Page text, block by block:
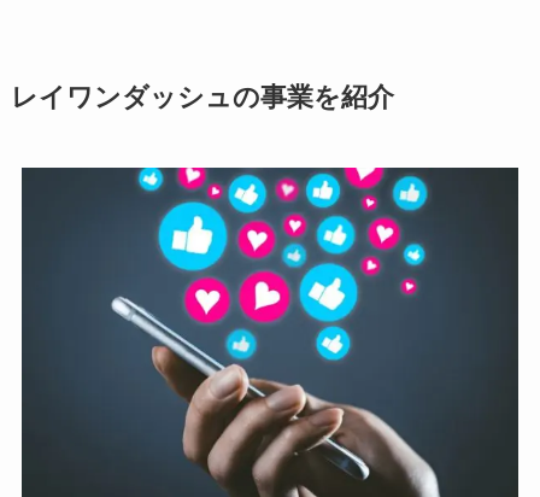
レイワンダッシュの事業を紹介